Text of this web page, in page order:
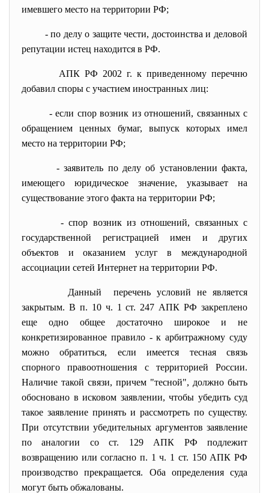
имевшего место на территории РФ;
- по делу о защите чести, достоинства и деловой
репутации истец находится в РФ.
АПК РФ 2002 г. к приведенному перечню
добавил споры с участием иностранных лиц:
- если спор возник из отношений, связанных с
обращением ценных бумаг, выпуск которых имел
место на территории РФ;
- заявитель по делу об установлении факта,
имеющего юридическое значение, указывает на
существование этого факта на территории РФ;
- спор возник из отношений, связанных с
государственной регистрацией имен и других
объектов и оказанием услуг в международной
ассоциации сетей Интернет на территории РФ.
Данный перечень условий не является
закрытым. В п. 10 ч. 1 ст. 247 АПК РФ закреплено
еще одно общее достаточно широкое и не
конкретизированное правило - к арбитражному суду
можно обратиться, если имеется тесная связь
спорного правоотношения с территорией России.
Наличие такой связи, причем "тесной", должно быть
обосновано в исковом заявлении, чтобы убедить суд
такое заявление принять и рассмотреть по существу.
При отсутствии убедительных аргументов заявление
по аналогии со ст. 129 АПК РФ подлежит
возвращению или согласно п. 1 ч. 1 ст. 150 АПК РФ
производство прекращается. Оба определения суда
могут быть обжалованы.